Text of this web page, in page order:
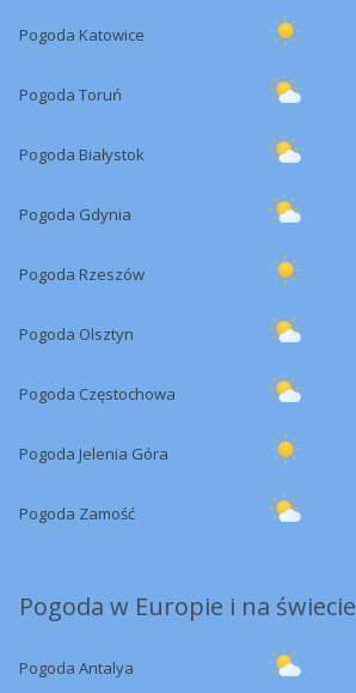
Pogoda Katowice
Pogoda Toruń
Pogoda Białystok
Pogoda Gdynia
Pogoda Rzeszów
Pogoda Olsztyn
Pogoda Częstochowa
Pogoda Jelenia Góra
Pogoda Zamość
Pogoda w Europie i na świecie
Pogoda Antalya